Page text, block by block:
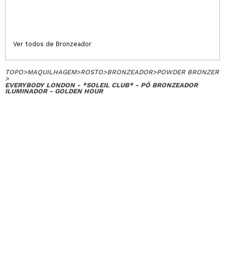
Ver todos de Bronzeador
TOPO>MAQUILHAGEM>ROSTO>BRONZEADOR>POWDER BRONZER
>
EVERYBODY LONDON - *SOLEIL CLUB* - PÓ BRONZEADOR
ILUMINADOR - GOLDEN HOUR